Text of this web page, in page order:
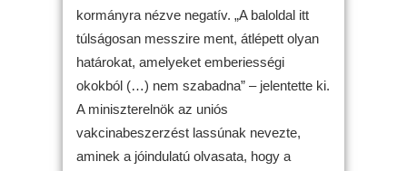
kormányra nézve negatív. „A baloldal itt
túlságosan messzire ment, átlépett olyan
határokat, amelyeket emberiességi
okokból (…) nem szabadna” – jelentette ki.
A miniszterelnök az uniós
vakcinabeszerzést lassúnak nevezte,
aminek a jóindulatú olvasata, hogy a